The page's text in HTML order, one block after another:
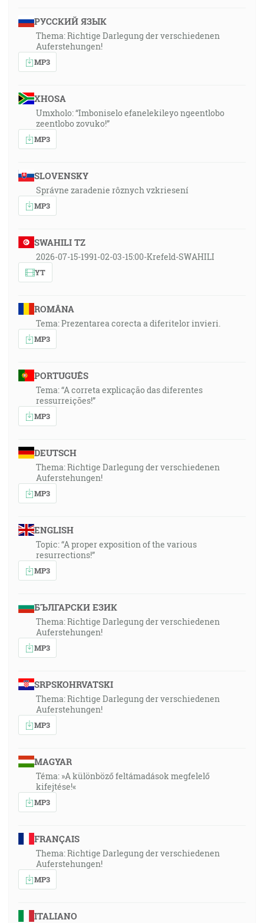
РУССКИЙ ЯЗЫК
Thema: Richtige Darlegung der verschiedenen
Auferstehungen!
MP3
XHOSA
Umxholo: “Imboniselo efanelekileyo ngeentlobo
zeentlobo zovuko!”
MP3
SLOVENSKY
Správne zaradenie rôznych vzkriesení
MP3
SWAHILI TZ
2026-07-15-1991-02-03-15:00-Krefeld-SWAHILI
YT
ROMÂNA
Tema: Prezentarea corecta a diferitelor invieri.
MP3
PORTUGUÊS
Tema: “A correta explicação das diferentes
ressurreições!”
MP3
DEUTSCH
Thema: Richtige Darlegung der verschiedenen
Auferstehungen!
MP3
ENGLISH
Topic: “A proper exposition of the various
resurrections!”
MP3
БЪЛГАРСКИ ЕЗИК
Thema: Richtige Darlegung der verschiedenen
Auferstehungen!
MP3
SRPSKOHRVATSKI
Thema: Richtige Darlegung der verschiedenen
Auferstehungen!
MP3
MAGYAR
Téma: »A különböző feltámadások megfelelő
kifejtése!«
MP3
FRANÇAIS
Thema: Richtige Darlegung der verschiedenen
Auferstehungen!
MP3
ITALIANO